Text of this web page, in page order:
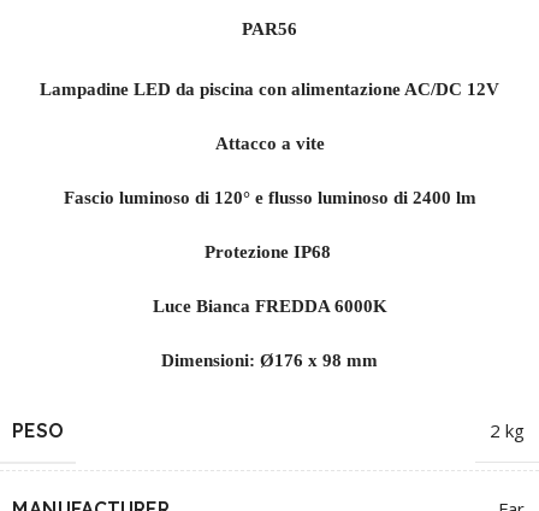
PAR56
Lampadine LED da piscina con alimentazione AC/DC 12V
Attacco a vite
Fascio luminoso di 120° e flusso luminoso di 2400 lm
Protezione IP68
Luce Bianca FREDDA 6000K
Dimensioni: Ø176 x 98 mm
PESO 2 kg